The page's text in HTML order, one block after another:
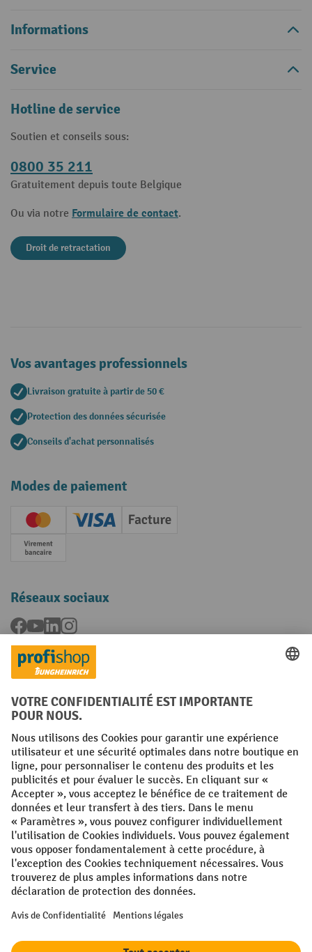
Informations
Service
Hotline de service
Soutien et conseils sous:
0800 35 211
Gratuitement depuis toute Belgique
Ou via notre Formulaire de contact.
Droit de retractation
Vos avantages professionnels
Livraison gratuite à partir de 50 €
Protection des données sécurisée
Conseils d'achat personnalisés
Modes de paiement
Creditcard (Master)Creditcard (Visa)
Facture
Paiement anticipé
Réseaux sociaux
Facebook
YouTubeLinkedInInstagram
Langues
FR NL
Conditions générales Mentions légales
Protection des Données Politique de cookies
All prices excl. VAT plusshipping costsand possible delivery charges,
if not stated otherwise.
¹ La remise est valable jusqu'à épuisement des stocks. La remise ne
s'applique pas aux prix spéciaux. Il n'est pas possible de le combiner
avec d'autres réductions en pourcentage ou bons de réduction. | ² La
réduction sera accordée une seule fois lors de la première inscription
à la newsletter. Le code de réduction est valable pendant 10 jours et